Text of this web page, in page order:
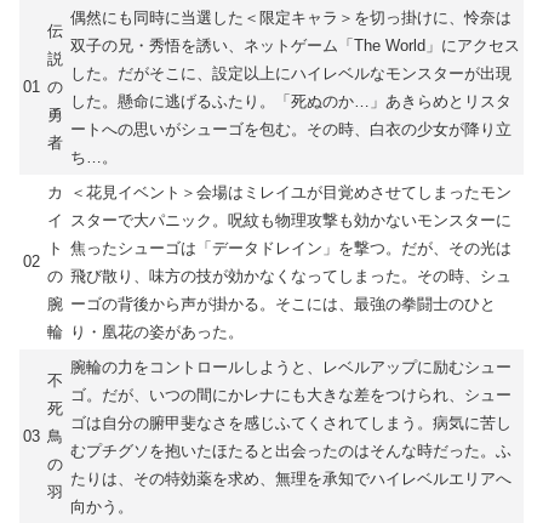
01
伝
説
の
勇
者
偶然にも同時に当選した＜限定キャラ＞を切っ掛けに、怜奈は
双子の兄・秀悟を誘い、ネットゲーム「The World」にアクセス
した。だがそこに、設定以上にハイレベルなモンスターが出現
した。懸命に逃げるふたり。「死ぬのか…」あきらめとリスタ
ートへの思いがシューゴを包む。その時、白衣の少女が降り立
ち…。
02
カ
イ
ト
の
腕
輪
＜花見イベント＞会場はミレイユが目覚めさせてしまったモン
スターで大パニック。呪紋も物理攻撃も効かないモンスターに
焦ったシューゴは「データドレイン」を撃つ。だが、その光は
飛び散り、味方の技が効かなくなってしまった。その時、シュ
ーゴの背後から声が掛かる。そこには、最強の拳闘士のひと
り・凰花の姿があった。
03
不
死
鳥
の
羽
腕輪の力をコントロールしようと、レベルアップに励むシュー
ゴ。だが、いつの間にかレナにも大きな差をつけられ、シュー
ゴは自分の腑甲斐なさを感じふてくされてしまう。病気に苦し
むプチグソを抱いたほたると出会ったのはそんな時だった。ふ
たりは、その特効薬を求め、無理を承知でハイレベルエリアへ
向かう。